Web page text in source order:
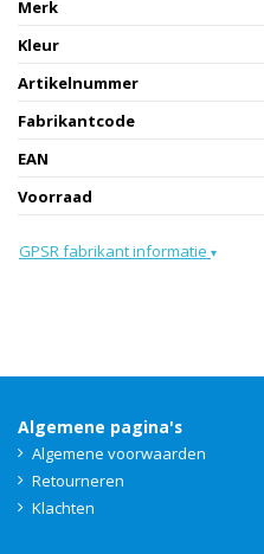
Merk
Kleur
Artikelnummer
Fabrikantcode
EAN
Voorraad
GPSR fabrikant informatie ▾
Algemene pagina's
Algemene voorwaarden
Retourneren
Klachten